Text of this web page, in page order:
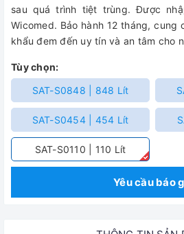
sau quá trình tiệt trùng. Được
Wicomed. Bảo hành 12 tháng,
khẩu đem đến uy tín và an tâm cho
Tùy chọn:
SAT-S0848 | 848 Lít
SAT-S0454 | 454 Lít
SAT-S0110 | 110 Lít
Yêu cầu báo